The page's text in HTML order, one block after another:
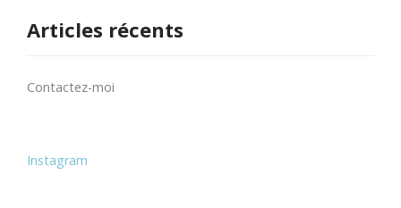
Articles récents
Contactez-moi
Instagram